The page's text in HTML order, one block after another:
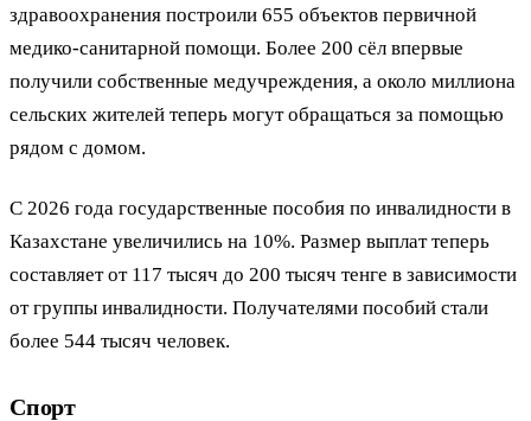
здравоохранения построили 655 объектов первичной
медико-санитарной помощи. Более 200 сёл впервые
получили собственные медучреждения, а около миллиона
сельских жителей теперь могут обращаться за помощью
рядом с домом.
С 2026 года государственные пособия по инвалидности в
Казахстане увеличились на 10%. Размер выплат теперь
составляет от 117 тысяч до 200 тысяч тенге в зависимости
от группы инвалидности. Получателями пособий стали
более 544 тысяч человек.
Спорт